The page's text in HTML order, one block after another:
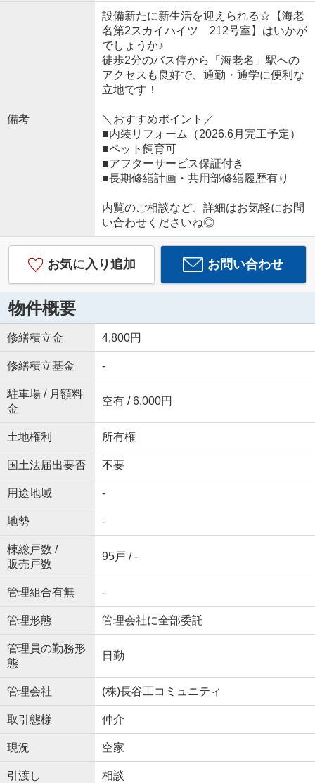
備考
設備新たに新生活を迎えられる☆【海老
名第2スカイハイツ 212号室】はいかが
でしょうか♪
徒歩2分のバス停から「海老名」駅への
アクセスも良好で、通勤・通学に便利な
立地です！
＼おすすめポイント／
■内装リフォーム（2026.6月完工予定）
■ペット飼育可
■アフターサービス保証付き
■長期修繕計画・共用部修繕履歴有り
内覧のご相談など、詳細はお気軽にお問
い合わせくださいね◎
お気に入り追加 お問い合わせ
物件概要
修繕積立金 4,800円
修繕積立基金 -
駐車場 / 月額料
金
空有 / 6,000円
土地権利 所有権
国土法届出要否 不要
用途地域 -
地勢 -
棟総戸数 /
販売戸数
95戸 / -
管理組合有無 -
管理形態 管理会社に全部委託
管理員の勤務形
態
日勤
管理会社 (株)長谷工コミュニティ
取引態様 仲介
現況 空家
引渡し 相談